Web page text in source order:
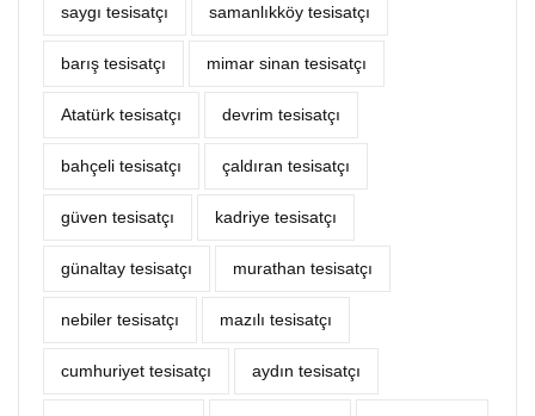
saygı tesisatçı samanlıkköy tesisatçı
barış tesisatçı mimar sinan tesisatçı
Atatürk tesisatçı devrim tesisatçı
bahçeli tesisatçı çaldıran tesisatçı
güven tesisatçı kadriye tesisatçı
günaltay tesisatçı murathan tesisatçı
nebiler tesisatçı mazılı tesisatçı
cumhuriyet tesisatçı aydın tesisatçı